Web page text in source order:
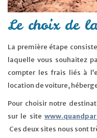
Le choix de
La première étape
laquelle vous souhaitez
compter les frais liés à
location de voiture,
Pour choisir notre
sur le site
Ces deux sites nous sont